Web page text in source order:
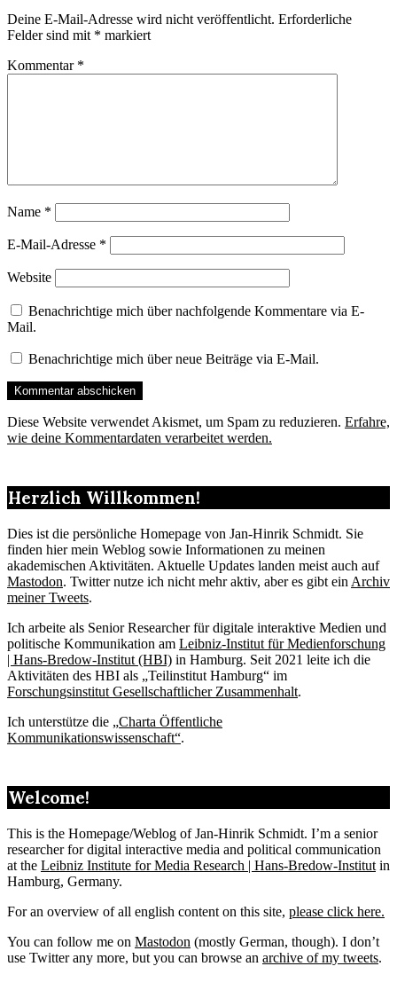
Deine E-Mail-Adresse wird nicht veröffentlicht. Erforderliche
Felder sind mit * markiert
Kommentar *
Name *
E-Mail-Adresse *
Website
Benachrichtige mich über nachfolgende Kommentare via E-
Mail.
Benachrichtige mich über neue Beiträge via E-Mail.
Diese Website verwendet Akismet, um Spam zu reduzieren. Erfahre,
wie deine Kommentardaten verarbeitet werden.
Herzlich Willkommen!
Dies ist die persönliche Homepage von Jan-Hinrik Schmidt. Sie
finden hier mein Weblog sowie Informationen zu meinen
akademischen Aktivitäten. Aktuelle Updates landen meist auch auf
Mastodon. Twitter nutze ich nicht mehr aktiv, aber es gibt ein Archiv
meiner Tweets.
Ich arbeite als Senior Researcher für digitale interaktive Medien und
politische Kommunikation am Leibniz-Institut für Medienforschung
| Hans-Bredow-Institut (HBI) in Hamburg. Seit 2021 leite ich die
Aktivitäten des HBI als „Teilinstitut Hamburg“ im
Forschungsinstitut Gesellschaftlicher Zusammenhalt.
Ich unterstütze die „Charta Öffentliche
Kommunikationswissenschaft“.
Welcome!
This is the Homepage/Weblog of Jan-Hinrik Schmidt. I’m a senior
researcher for digital interactive media and political communication
at the Leibniz Institute for Media Research | Hans-Bredow-Institut in
Hamburg, Germany.
For an overview of all english content on this site, please click here.
You can follow me on Mastodon (mostly German, though). I don’t
use Twitter any more, but you can browse an archive of my tweets.